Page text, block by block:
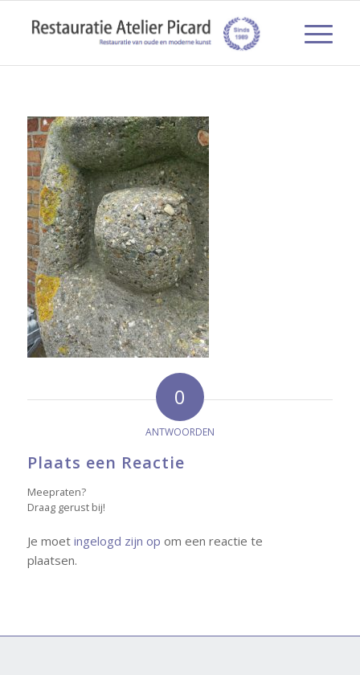
0
ANTWOORDEN
Plaats een Reactie
Meepraten?
Draag gerust bij!
Je moet ingelogd zijn op om een reactie te
plaatsen.